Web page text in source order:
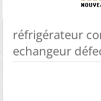
réfrigérateur
echangeur